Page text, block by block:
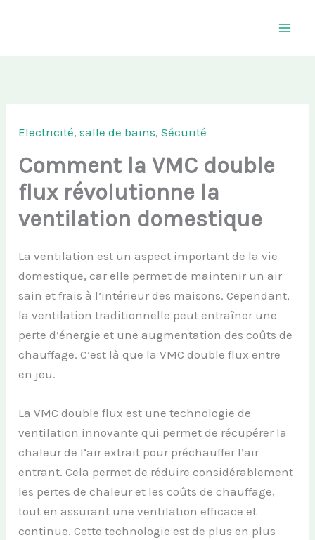
Electricité,salle de bains,Sécurité
Comment la VMC double
flux révolutionne la
ventilation domestique
La ventilation est un aspect important de la vie
domestique, car elle permet de maintenir un air
sain et frais à l’intérieur des maisons. Cependant,
la ventilation traditionnelle peut entraîner une
perte d’énergie et une augmentation des coûts de
chauffage. C’est là que la VMC double flux entre
en jeu.
La VMC double flux est une technologie de
ventilation innovante qui permet de récupérer la
chaleur de l’air extrait pour préchauffer l’air
entrant. Cela permet de réduire considérablement
les pertes de chaleur et les coûts de chauffage,
tout en assurant une ventilation efficace et
continue. Cette technologie est de plus en plus